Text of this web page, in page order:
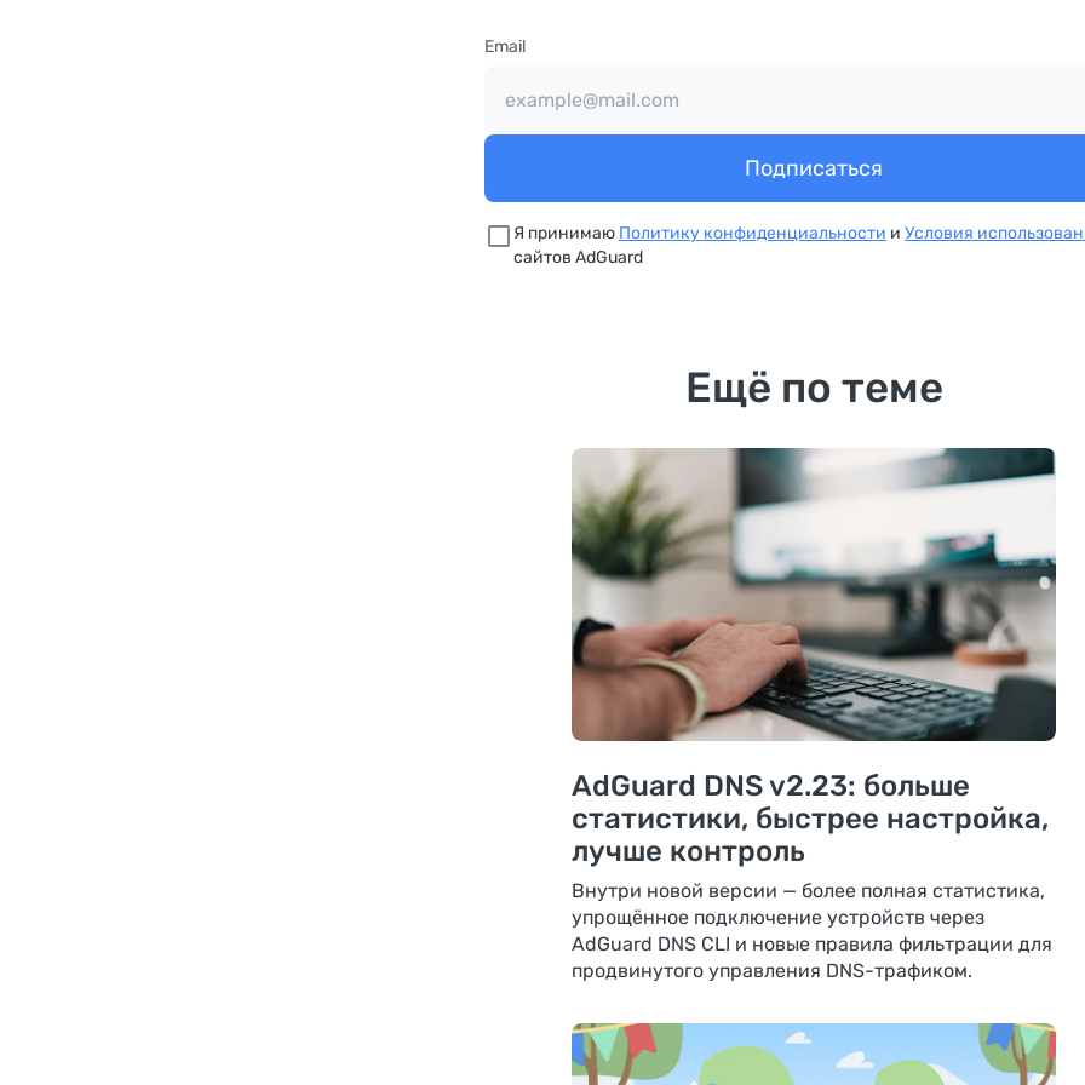
Email
Подписаться
Я принимаю Политику конфиденциальности и Условия
сайтов AdGuard
Ещё по теме
AdGuard DNS v2.23: больше
статистики, быстрее настройка,
лучше контроль
Внутри новой версии — более полная статистика,
упрощённое подключение устройств через
AdGuard DNS CLI и новые правила фильтрации для
продвинутого управления DNS-трафиком.